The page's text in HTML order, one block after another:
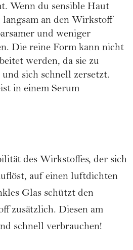
Wenn du sensible Haut
an den Wirkstoff
und weniger
Die reine Form kann nicht
werden, da sie zu
sich schnell zersetzt.
in einem Serum
des Wirkstoffes, der sich
auf einen luftdichten
Glas schützt den
zusätzlich. Diesen am
schnell verbrauchen!